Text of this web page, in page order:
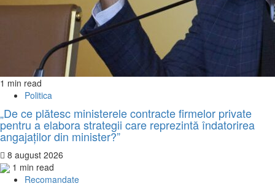
1 min read
Politica
„De ce plătesc ministerele contracte firmelor private
pentru a elabora strategii care reprezintă îndatorirea
angajaților din minister?”
8 august 2026
1 min read
Recomandate